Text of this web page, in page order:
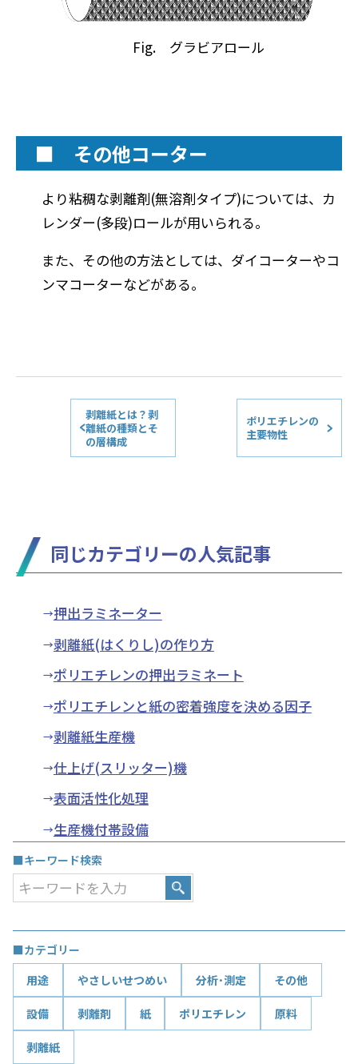
Fig. グラビアロール
■ その他コーター
より粘稠な剥離剤(無溶剤タイプ)については、カ
レンダー(多段)ロールが用いられる。
また、その他の方法としては、ダイコーターやコ
ンマコーターなどがある。
剥離紙とは？剥
離紙の種類とそ
の層構成
ポリエチレンの
主要物性
同じカテゴリーの人気記事
押出ラミネーター
剥離紙(はくりし)の作り方
ポリエチレンの押出ラミネート
ポリエチレンと紙の密着強度を決める因子
剥離紙生産機
仕上げ(スリッター)機
表面活性化処理
生産機付帯設備
■キーワード検索
■カテゴリー
用途
やさしいせつめい 分析･測定 その他
設備 剥離剤 紙 ポリエチレン 原料
剥離紙